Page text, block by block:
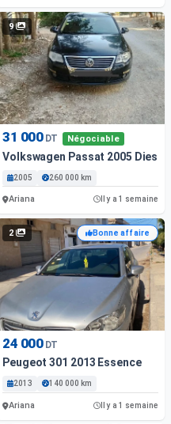
9
31 000 DT Négociable
Volkswagen Passat 2005 Diesel
2005 260 000 km
Ariana Il y a 1 semaine
2 Bonne affaire
24 000 DT
Peugeot 301 2013 Essence
2013 140 000 km
Ariana Il y a 1 semaine